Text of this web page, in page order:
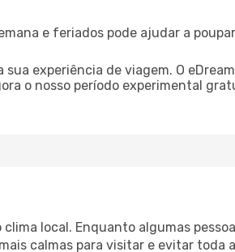
e feriados pode ajudar a poupar
experiência de viagem. O
o nosso período experimental
local. Enquanto algumas
calmas para visitar e evitar toda